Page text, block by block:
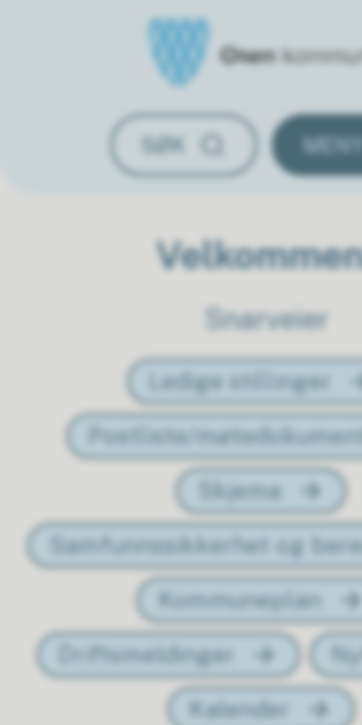
SØK MENY
Indre Fosen
Snarveier
Ledige stillinger
Postliste/
Skjema
Samfunnssikkerhet og
Kommuneplan
Driftsmeldinger
Kalender